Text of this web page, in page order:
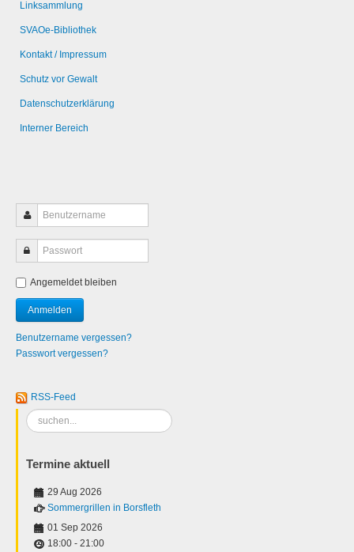
Linksammlung
SVAOe-Bibliothek
Kontakt / Impressum
Schutz vor Gewalt
Datenschutzerklärung
Interner Bereich
Angemeldet bleiben
Benutzername vergessen?
Passwort vergessen?
RSS-Feed
Suchen
...
Termine aktuell
29 Aug 2026
Sommergrillen in Borsfleth
01 Sep 2026
18:00 - 21:00